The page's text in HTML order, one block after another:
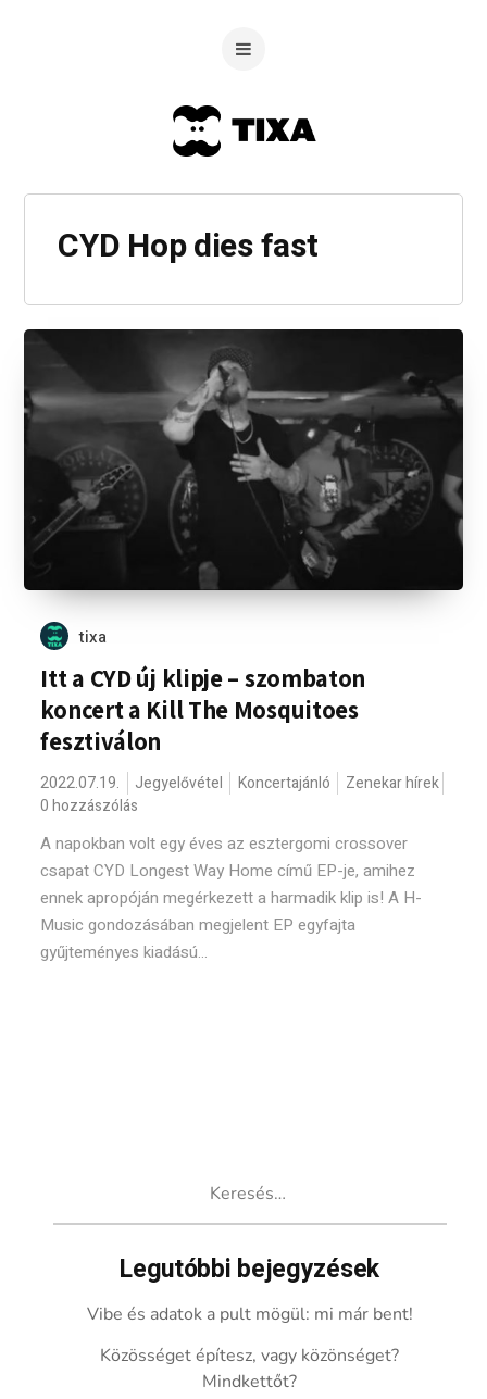
CYD Hop dies fast
tixa
Itt a CYD új klipje – szombaton
koncert a Kill The Mosquitoes
fesztiválon
2022.07.19. Jegyelővétel Koncertajánló
Zenekar hírek
0 hozzászólás
A napokban volt egy éves az esztergomi crossover
csapat CYD Longest Way Home című EP-je, amihez
ennek apropóján megérkezett a harmadik klip is! A H-
Music gondozásában megjelent EP egyfajta
gyűjteményes kiadású...
Legutóbbi bejegyzések
Vibe és adatok a pult mögül: mi már bent!
Közösséget építesz, vagy közönséget?
Mindkettőt?